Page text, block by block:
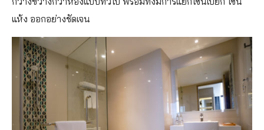
แห้ง ออกอย่างชัดเจน